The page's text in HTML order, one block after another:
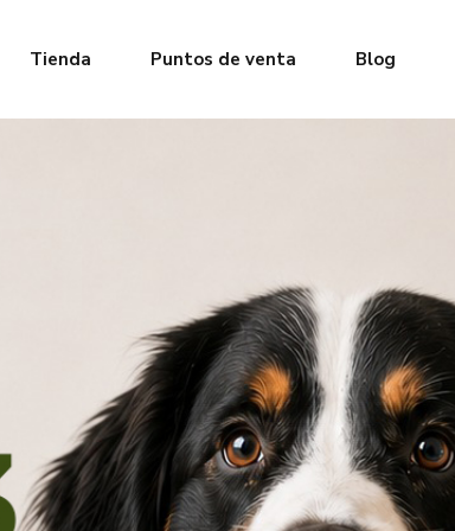
Tienda Puntos de venta Blog